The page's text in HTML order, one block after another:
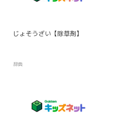
じょそうざい【除草剤】
辞典